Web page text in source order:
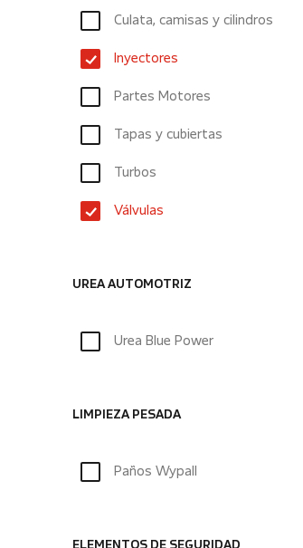
Culata, camisas y cilindros
Inyectores
Partes Motores
Tapas y cubiertas
Turbos
Válvulas
UREA AUTOMOTRIZ
Urea Blue Power
LIMPIEZA PESADA
Paños Wypall